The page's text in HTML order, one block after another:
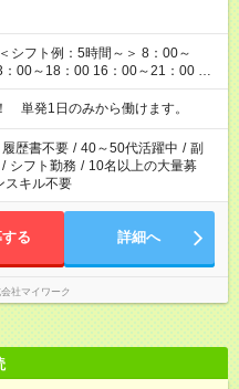
シフト例：5時間～＞ 8：00～
00～18：00 16：00～21：00 ＜
00～19：00 ・13：00～22：00 ・
ご希望をお聞かせください！
単発1日のみから働けます。
履歴書不要 / 40～50代活躍中 / 副
/ シフト勤務 / 10名以上の大量募
スキル不要
る 詳細へ
社マイワーク